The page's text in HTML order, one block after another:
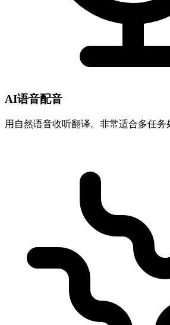
AI语音配音
用自然语音收听翻译。非常适合多任务